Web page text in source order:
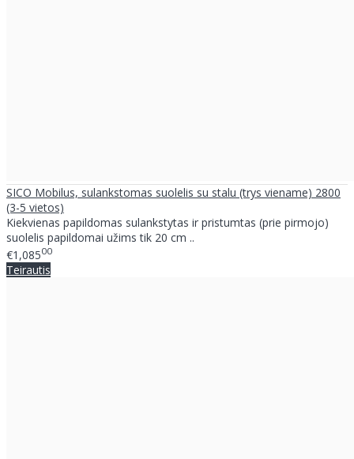
SICO Mobilus, sulankstomas suolelis su stalu (trys viename) 2800
(3-5 vietos)
Kiekvienas papildomas sulankstytas ir pristumtas (prie pirmojo)
suolelis papildomai užims tik 20 cm ..
€1,08500
Teirautis